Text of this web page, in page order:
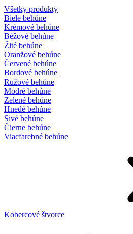
Všetky produkty
Biele behúne
Krémové behúne
Béžové behúne
Žlté behúne
Oranžové behúne
Červené behúne
Bordové behúne
Ružové behúne
Modré behúne
Zelené behúne
Hnedé behúne
Sivé behúne
Čierne behúne
Viacfarebné behúne
Kobercové štvorce